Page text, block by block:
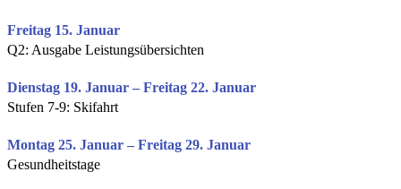
Freitag 15. Januar
Q2: Ausgabe Leistungsübersichten
Dienstag 19. Januar – Freitag 22. Januar
Stufen 7-9: Skifahrt
Montag 25. Januar – Freitag 29. Januar
Gesundheitstage